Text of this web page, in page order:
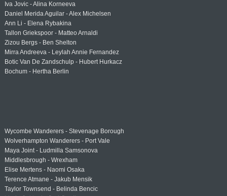
Iva Jovic - Alina Korneeva
Daniel Merida Aguilar - Alex Michelsen
Ann Li - Elena Rybakina
Tallon Griekspoor - Matteo Arnaldi
Zizou Bergs - Ben Shelton
Mirra Andreeva - Leylah Annie Fernandez
Botic Van De Zandschulp - Hubert Hurkacz
Bochum - Hertha Berlin
Wycombe Wanderers - Stevenage Borough
Wolverhampton Wanderers - Port Vale
Maya Joint - Ludmilla Samsonova
Middlesbrough - Wrexham
Elise Mertens - Naomi Osaka
Terence Atmane - Jakub Mensik
Taylor Townsend - Belinda Bencic